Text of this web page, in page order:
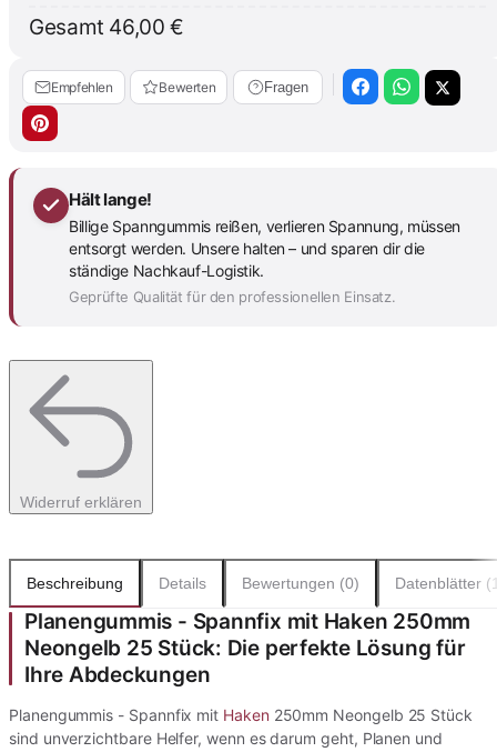
Gesamt 46,00 €
Empfehlen Bewerten Fragen
Hält lange!
Billige Spanngummis reißen, verlieren Spannung, müssen
entsorgt werden. Unsere halten – und sparen dir die
ständige Nachkauf-Logistik.
Geprüfte Qualität für den professionellen Einsatz.
Widerruf erklären
Beschreibung Details Bewertungen (0) Datenblätter
Planengummis - Spannfix mit Haken 250mm
Neongelb 25 Stück: Die perfekte Lösung für
Ihre Abdeckungen
Planengummis - Spannfix mit Haken 250mm Neongelb 25 Stück
sind unverzichtbare Helfer, wenn es darum geht, Planen und